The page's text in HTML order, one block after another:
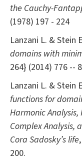
the Cauchy-
(1978) 197 - 224
Lanzani L. & Stein
domains with
264} (2014) 776 --
Lanzani L. & Stein
functions for
Harmonic
Complex Analysis,
Cora Sadosky’s life
200.